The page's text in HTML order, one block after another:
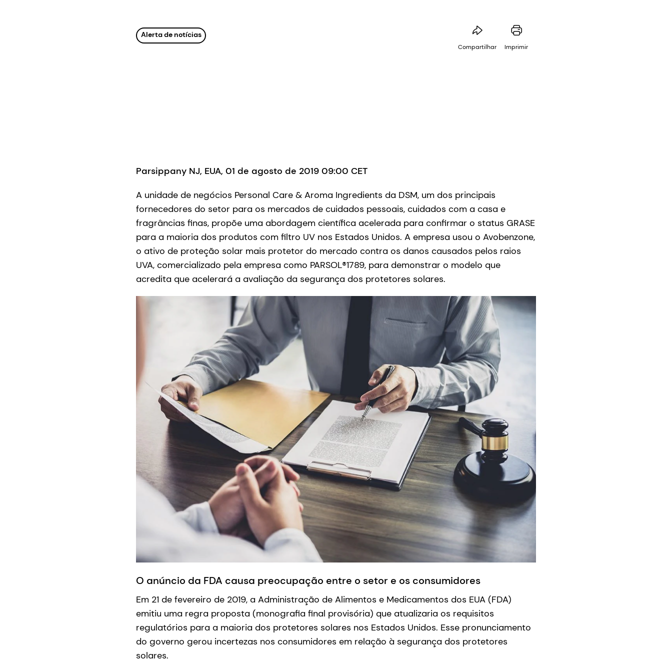
Alerta de notícias
Compartilhar Imprimir
Parsippany NJ, EUA, 01 de agosto de 2019 09:00 CET
A unidade de negócios Personal Care & Aroma Ingredients da DSM, um dos principais
fornecedores do setor para os mercados de cuidados pessoais, cuidados com a casa e
fragrâncias finas, propõe uma abordagem científica acelerada para confirmar o status GRASE
para a maioria dos produtos com filtro UV nos Estados Unidos. A empresa usou o Avobenzone,
o ativo de proteção solar mais protetor do mercado contra os danos causados pelos raios
UVA, comercializado pela empresa como PARSOL®1789, para demonstrar o modelo que
acredita que acelerará a avaliação da segurança dos protetores solares.
O anúncio da FDA causa preocupação entre o setor e os consumidores
Em 21 de fevereiro de 2019, a Administração de Alimentos e Medicamentos dos EUA (FDA)
emitiu uma regra proposta (monografia final provisória) que atualizaria os requisitos
regulatórios para a maioria dos protetores solares nos Estados Unidos. Esse pronunciamento
do governo gerou incertezas nos consumidores em relação à segurança dos protetores
solares.